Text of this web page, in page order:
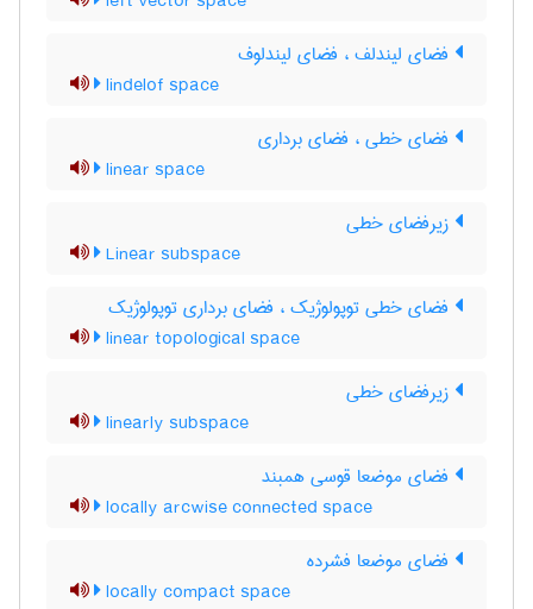
فضای لیندلف ، فضای لیندلوف
lindelof space
فضای خطی ، فضای برداری
linear space
زیرفضای خطی
Linear subspace
فضای خطی توپولوژیک ، فضای برداری توپولوژیک
linear topological space
زیرفضای خطی
linearly subspace
فضای موضعا قوسی همبند
locally arcwise connected space
فضای موضعا فشرده
locally compact space